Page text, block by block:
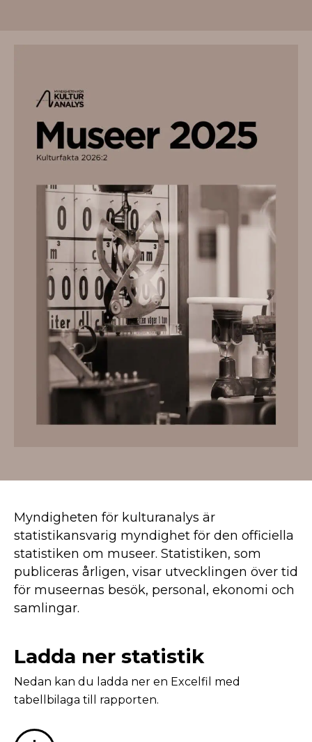
Myndigheten för kulturanalys är
statistikansvarig myndighet för den officiella
statistiken om museer. Statistiken, som
publiceras årligen, visar utvecklingen över tid
för museernas besök, personal, ekonomi och
samlingar.
Ladda ner statistik
Nedan kan du ladda ner en Excelfil med
tabellbilaga till rapporten.